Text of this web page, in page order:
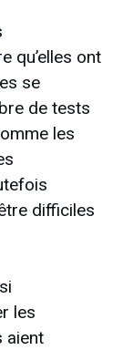
qu’elles ont
se
de tests
les
difficiles
les
aient